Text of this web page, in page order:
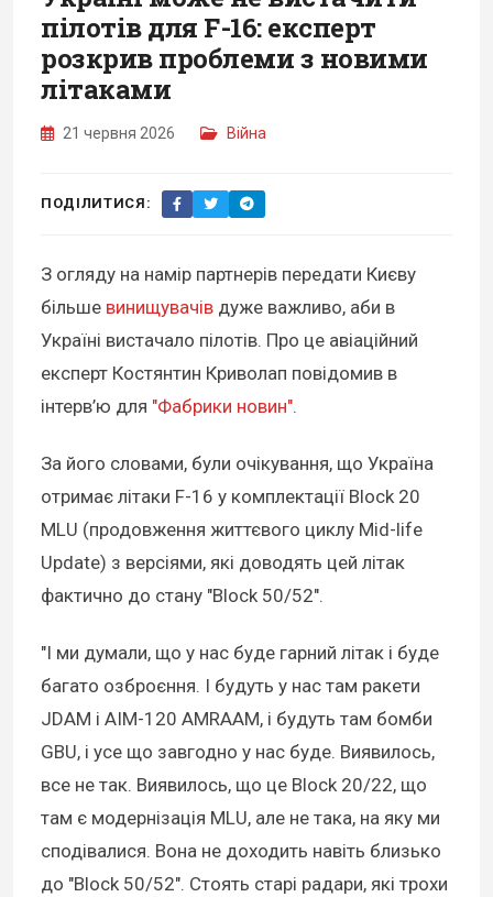
пілотів для F-16: експерт
розкрив проблеми з новими
літаками
21 червня 2026 Війна
ПОДІЛИТИСЯ:
З огляду на намір партнерів передати Києву
більше винищувачів дуже важливо, аби в
Україні вистачало пілотів. Про це авіаційний
експерт Костянтин Криволап повідомив в
інтерв’ю для "Фабрики новин".
За його словами, були очікування, що Україна
отримає літаки F-16 у комплектації Block 20
MLU (продовження життєвого циклу Mid-life
Update) з версіями, які доводять цей літак
фактично до стану "Block 50/52".
"І ми думали, що у нас буде гарний літак і буде
багато озброєння. І будуть у нас там ракети
JDAM і AIM-120 AMRAAM, і будуть там бомби
GBU, і усе що завгодно у нас буде. Виявилось,
все не так. Виявилось, що це Block 20/22, що
там є модернізація MLU, але не така, на яку ми
сподівалися. Вона не доходить навіть близько
до "Block 50/52". Стоять старі радари, які трохи